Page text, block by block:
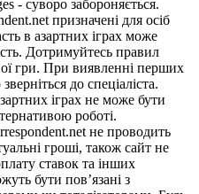
- суворо забороняється.
призначені для осіб
в азартних іграх може
Дотримуйтесь правил
гри. При виявленні перших
до спеціаліста.
іграх не може бути
роботі.
не проводить
гроші, також сайт не
ставок та інших
бути пов’язані з